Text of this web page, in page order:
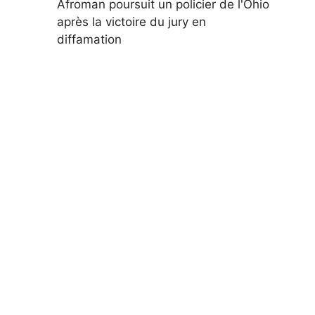
Afroman poursuit un policier de l'Ohio
après la victoire du jury en
diffamation